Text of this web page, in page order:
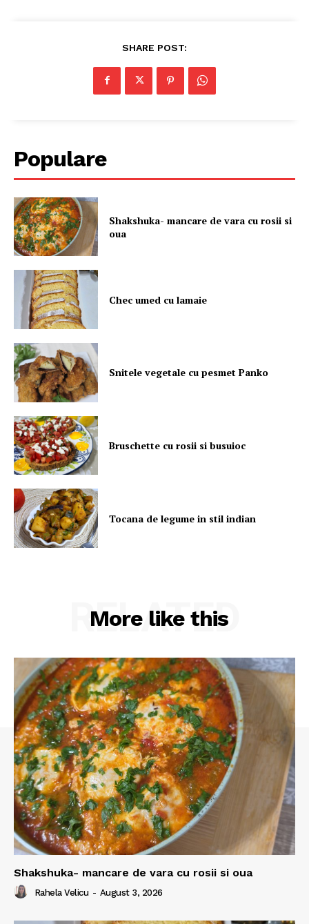
SHARE POST:
Populare
Shakshuka- mancare de vara cu rosii si
oua
Chec umed cu lamaie
Snitele vegetale cu pesmet Panko
Bruschette cu rosii si busuioc
Tocana de legume in stil indian
More like this
RELATED
Shakshuka- mancare de vara cu rosii si oua
Rahela Velicu - August 3, 2026